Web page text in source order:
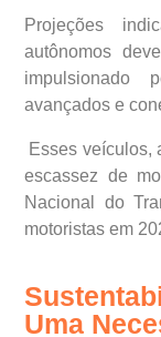
Projeções
autônomos
impulsionado
avançados e
Esses veículos,
escassez de
Nacional do
motoristas em
Uma